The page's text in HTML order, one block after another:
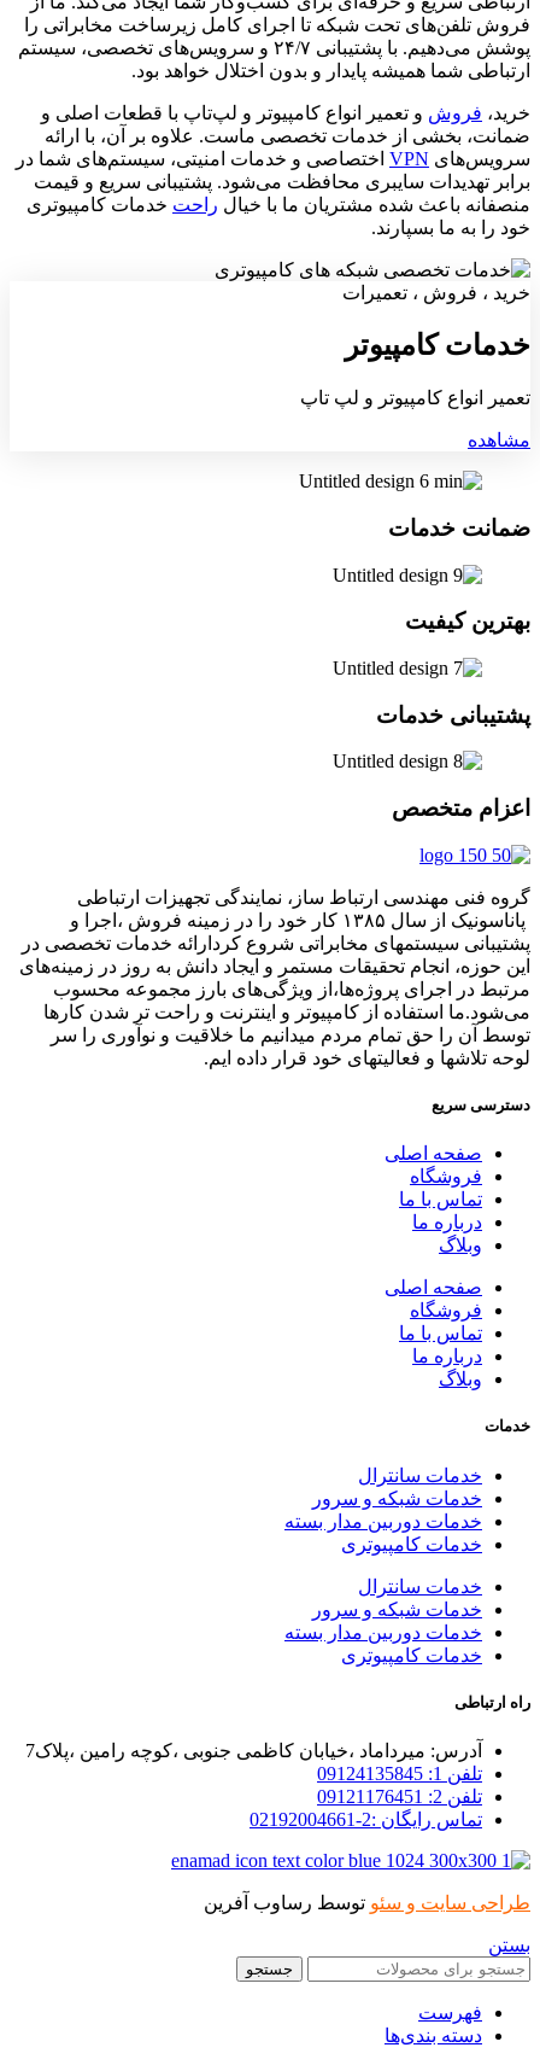
فروش تلفن‌های تحت شبکه تا اجرای کامل زیرساخت مخابراتی را
پوشش می‌دهیم. با پشتیبانی ۲۴/۷ و سرویس‌های تخصصی، سیستم
ارتباطی شما همیشه پایدار و بدون اختلال خواهد بود.
خرید، فروش و تعمیر انواع کامپیوتر و لپ‌تاپ با قطعات اصلی و
ضمانت، بخشی از خدمات تخصصی ماست. علاوه بر آن، با ارائه
سرویس‌های VPN اختصاصی و خدمات امنیتی، سیستم‌های شما در
برابر تهدیدات سایبری محافظت می‌شود. پشتیبانی سریع و قیمت
منصفانه باعث شده مشتریان ما با خیال راحت خدمات کامپیوتری
خود را به ما بسپارند.
خرید ، فروش ، تعمیرات
خدمات کامپیوتر
تعمیر انواع کامپیوتر و لپ تاپ
مشاهده
ضمانت خدمات
بهترین کیفیت
پشتیبانی خدمات
اعزام متخصص
گروه فنی مهندسی ارتباط ساز، نمایندگی تجهیزات ارتباطی
پاناسونیک از سال ۱۳۸۵ کار خود را در زمینه فروش ،اجرا و
پشتیبانی سیستمهای مخابراتی شروع کردارائه خدمات تخصصی در
این حوزه، انجام تحقیقات مستمر و ایجاد دانش به‌ روز در زمینه‌های
مرتبط در اجرای پروژه‌ها،از ویژگی‌های بارز مجموعه محسوب
می‌شود.ما استفاده از کامپیوتر و اینترنت و راحت تر شدن کارها
توسط آن را حق تمام مردم میدانیم ما خلاقیت و نوآوری را سر
لوحه تلاشها و فعالیتهای خود قرار داده ایم.
دسترسی سریع
صفحه اصلی
فروشگاه
تماس با ما
درباره ما
وبلاگ
صفحه اصلی
فروشگاه
تماس با ما
درباره ما
وبلاگ
خدمات
خدمات سانترال
خدمات شبکه و سرور
خدمات دوربین مدار بسته
خدمات کامپیوتری
خدمات سانترال
خدمات شبکه و سرور
خدمات دوربین مدار بسته
خدمات کامپیوتری
راه ارتباطی
آدرس: میرداماد ،خیابان کاظمی جنوبی ،کوچه رامین ،پلاک7
تلفن 1: 09124135845
تلفن 2: 09121176451
تماس رایگان :2-02192004661
طراحی سایت و سئو توسط رساوب آفرین
بستن
جستجو
فهرست
دسته بندی‌ها